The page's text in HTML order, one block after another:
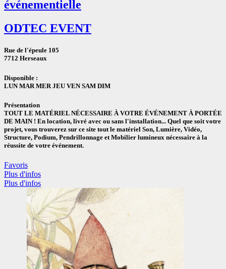
événementielle
ODTEC EVENT
Rue de l'épeule 105
7712 Herseaux
Disponible :
LUN MAR MER JEU VEN SAM DIM
Présentation
TOUT LE MATÉRIEL NÉCESSAIRE À VOTRE ÉVÉNEMENT À PORTÉE
DE MAIN ! En location, livré avec ou sans l'installation... Quel que soit votre
projet, vous trouverez sur ce site tout le matériel Son, Lumière, Vidéo,
Structure, Podium, Pendrillonnage et Mobilier lumineux nécessaire à la
réussite de votre événement.
Favoris
Plus d'infos
Plus d'infos